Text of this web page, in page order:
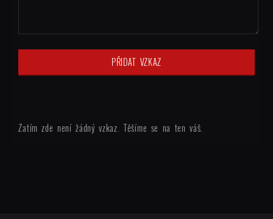
Zatím zde není žádný vzkaz. Těšíme se na ten váš.